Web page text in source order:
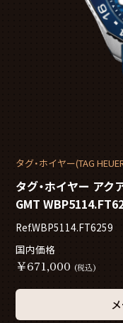
タグ・ホイヤー(TAG
タグ・ホイヤー ア
GMT
Ref.WBP5114.FT6259
国内価格
￥671,000 (税込)